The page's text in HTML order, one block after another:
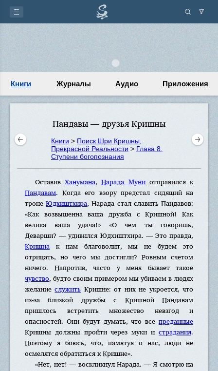
Книги Журналы Аудио Приложения
Пандавы — друзья Кришны
Книги > Поиск Шри Кришны,
Прекрасной Реальности > Глава 8.
Ступени богопознания
ОставивХанумана,Нарада Муниотправился к
Пандавам. Когда его взору предстал сидящий на
тронеЮдхиштхира, Нарада стал славить Пандавов:
«Как возвышенна ваша дружба с Кришной! Как
велика ваша удача!» «О чем ты говоришь,
Деварши? — удивился Юдхиштхира. — Это правда,
Кришна к нам благоволит, мы не будем это
отрицать, но чего мы достигли? Ровным счетом
ничего. Напротив, часто у меня бывает такое
чувство, будто своим примером мы убиваем в людях
желаниеслужить Кришне: от них не укроется, что
из-за близкой дружбы с Кришной Пандавам
пришлось встретить множество невзгод и
опасностей. Они будут думать, что все преданные
Кришны должны пройти через муки и страдания.
Поэтому я боюсь, что, памятуя о нас, люди не
осмелятся обратиться к Кришне».
«Нет, нет! — воскликнул Нарада. — Я смотрю на